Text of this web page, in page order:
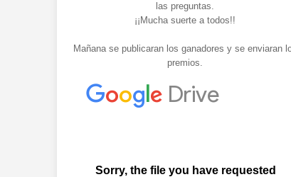
las preguntas.
¡¡Mucha suerte a todos!!
Mañana se publicaran los ganadores y se enviaran
premios.